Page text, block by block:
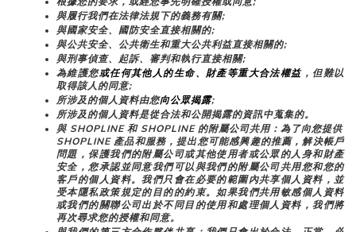
與履行我們在法律法規下的義務有關;
與國家安全、國防安全直接相關的;
與公共安全、公共衛生和重大公共利益直接相關的;
與刑事偵查、起訴、審判和執行直接相關;
為維護您或任何其他人的生命、財產等重大合法權益，但難以
取得該人的同意;
所涉及的個人資料由您向公眾揭露;
所涉及的個人資料是從合法和公開揭露的資訊中蒐集的。
與 SHOPLINE 和 SHOPLINE 的附屬公司共用：為了向您提供
SHOPLINE 產品和服務，提出您可能感興趣的推薦，解決帳戶
問題，保護我們的附屬公司或其他使用者或公眾的人身和財產
安全，您承認並同意我們可以與我們的附屬公司共用您和您的
客戶的個人資料。我們只會在必要的範圍內共享個人資料，並
受本隱私政策規定的目的的約束。如果我們共用敏感個人資料
或我們的關聯公司出於不同目的使用和處理個人資料，我們將
再次尋求您的授權和同意。